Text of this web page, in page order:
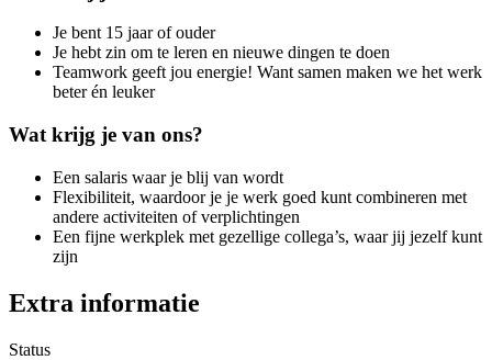
Je bent 15 jaar of ouder
Je hebt zin om te leren en nieuwe dingen te doen
Teamwork geeft jou energie! Want samen maken we het werk
beter én leuker
Wat krijg je van ons?
Een salaris waar je blij van wordt
Flexibiliteit, waardoor je je werk goed kunt combineren met
andere activiteiten of verplichtingen
Een fijne werkplek met gezellige collega’s, waar jij jezelf kunt
zijn
Extra informatie
Status